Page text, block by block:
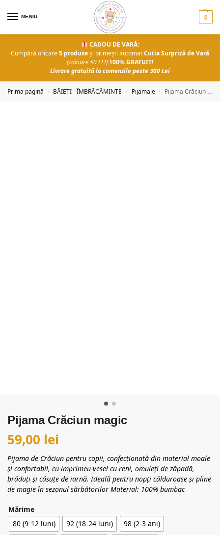
MENIU 0
CADOU DE VARĂ:
Cumpără oricare5 produseși primești automatCutia Surpriză de Vară
(valoare 50 LEI) 100% GRATUIT!
Livrare gratuită la comenzile peste 300 Lei
Prima pagină / BĂIEȚI - ÎMBRĂCĂMINTE / Pijamale / Pijama Crăciun magic
Pijama Crăciun magic
59,00 lei
Pijama de Crăciun pentru copii, confecționată din material moale
și confortabil, cu imprimeu vesel cu reni, omuleți de zăpadă,
brăduți și căsuțe de iarnă. Ideală pentru nopți călduroase și pline
de magie în sezonul sărbătorilor Material: 100% bumbac
Mărime
80 (9-12 luni)
92 (18-24 luni)
98 (2-3 ani)